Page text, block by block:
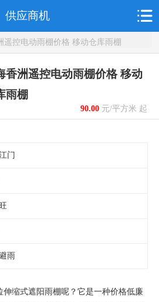
供应商机
控电动雨棚价格 移动仓库雨棚
香洲遥控电动雨棚价格 移动
雨棚
90.00元/平方米 起
门
雨
伸缩式遮阳雨棚呢？它是一种价格低廉